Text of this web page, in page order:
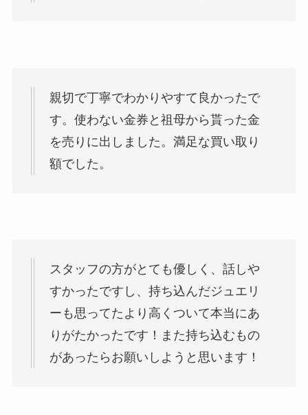
親切で丁寧でわかりやすて良かったで
す。使わない金券と祖母から貰った金
を売りに出しました。満足な買い取り
額でした。
スタッフの方がとても優しく、話しや
すかったですし、持ち込んだジュエリ
ーも思ってたより高くついて本当にあ
りがたかったです！また持ち込むもの
があったらお願いしようと思います！